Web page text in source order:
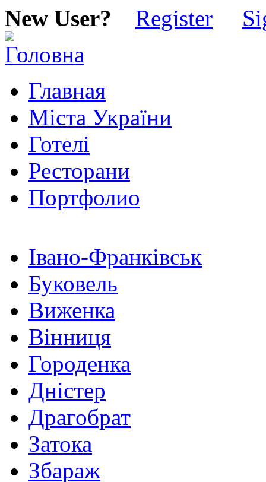
New User? Register
Главная
Міста України
Готелі
Ресторани
Портфолио
Івано-Франківськ
Буковель
Виженка
Вінниця
Городенка
Дністер
Драгобрат
Затока
Збараж